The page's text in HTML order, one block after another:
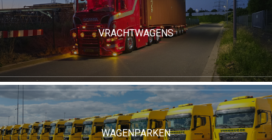
VRACHTWAGENS
WAGENPARKEN